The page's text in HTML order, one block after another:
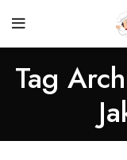
Tag